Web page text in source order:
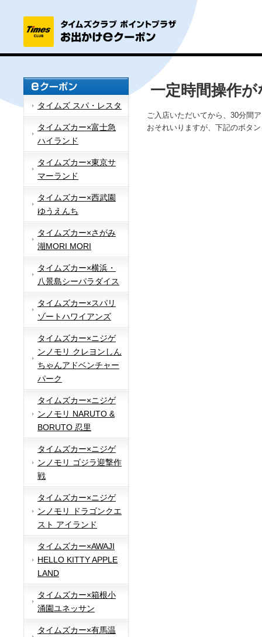
タイムズ スパ・レスタ
タイムズカー×富士急
ハイランド
タイムズカー×東京サ
マーランド
タイムズカー×西武園
ゆうえんち
タイムズカー×さがみ
湖MORI MORI
タイムズカー×横浜・
八景島シーパラダイス
タイムズカー×スパリ
ゾートハワイアンズ
タイムズカー×ニジゲ
ンノモリ クレヨンしん
ちゃんアドベンチャー
パーク
タイムズカー×ニジゲ
ンノモリ NARUTO &
BORUTO 忍里
タイムズカー×ニジゲ
ンノモリ ゴジラ迎撃作
戦
タイムズカー×ニジゲ
ンノモリ ドラゴンクエ
スト アイランド
タイムズカー×AWAJI
HELLO KITTY APPLE
LAND
タイムズカー×箱根小
涌園ユネッサン
タイムズカー×有馬温
一定時間操作
ご入店いただいてから、30分間
おそれいりますが、下記のボタ